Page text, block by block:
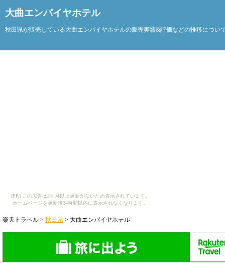
[PR] この広告は3ヶ月以上更新がないため表示されています。
ホームページを更新後24時間以内に表示されなくなります。
大曲エンパイヤホテル
秋田県が販売している大曲エンパイヤホテルの販売実績&評価などの推移につい
楽天トラベル > 秋田県 > 大曲エンパイヤホテル